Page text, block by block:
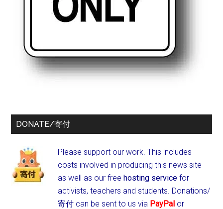
DONATE/寄付
Please support our work. This includes
costs involved in producing this news site
as well as our freehosting service for
activists, teachers and students. Donations/
寄付 can be sent to us via PayPal or